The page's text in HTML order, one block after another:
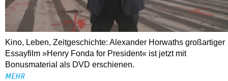
Kino, Leben, Zeitgeschichte: Alexander Horwaths großartiger
Essayfilm »Henry Fonda for President« ist jetzt mit
Bonusmaterial als DVD erschienen.
MEHR